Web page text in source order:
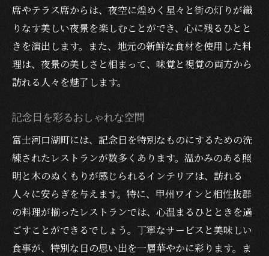
席やテラス席からは、夜空に煌めく星々と街の灯りが織
りなす美しい夜景を楽しむことができ、心に残るひとと
きを演出します。また、地元の新鮮な食材を使用した料
理は、夜景の美しさと相まって、味覚と視覚の両方から
訪れる人々を魅了します。
記念日を彩るおしゃれな空間
富士河口湖町には、記念日を特別なものにするための洗
練されたレストランが数多くあります。温かみのある照
明と木のぬくもりが感じられるインテリアは、訪れる
人々に安らぎを与えます。特に、甲州ワインと相性抜群
の料理が揃ったレストランでは、心温まるひとときを過
ごすことができるでしょう。丁寧なサービスと美味しい
食事が、特別な日の思い出を一層華やかに彩ります。ま